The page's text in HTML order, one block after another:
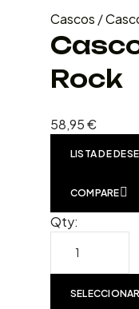
Cascos /
Rock
58,95€
LISTA DE
COMPARE
Qty: